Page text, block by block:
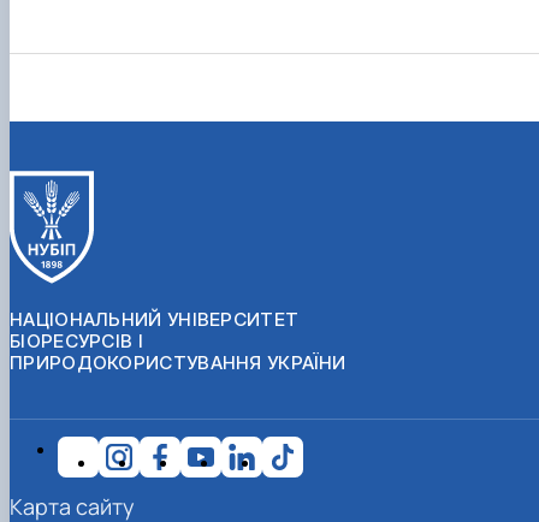
НАЦІОНАЛЬНИЙ УНІВЕРСИТЕТ
БІОРЕСУРСІВ І
ПРИРОДОКОРИСТУВАННЯ УКРАЇНИ
Карта сайту